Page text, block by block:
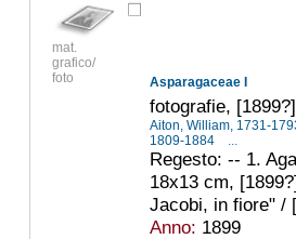
mat.
grafico/
foto
Asparagaceae I
fotografie,
Aiton, William, 1731-
1809-1884
...
Regesto: -- 1.
18x13 cm,
Jacobi, in fiore" /
Anno: 1899